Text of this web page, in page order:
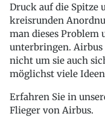
Druck auf die Spitze
kreisrunden
man dieses Problem
unterbringen. Airbus
nicht um sie auch
möglichst viele
Erfahren Sie in
Flieger von Airbus.